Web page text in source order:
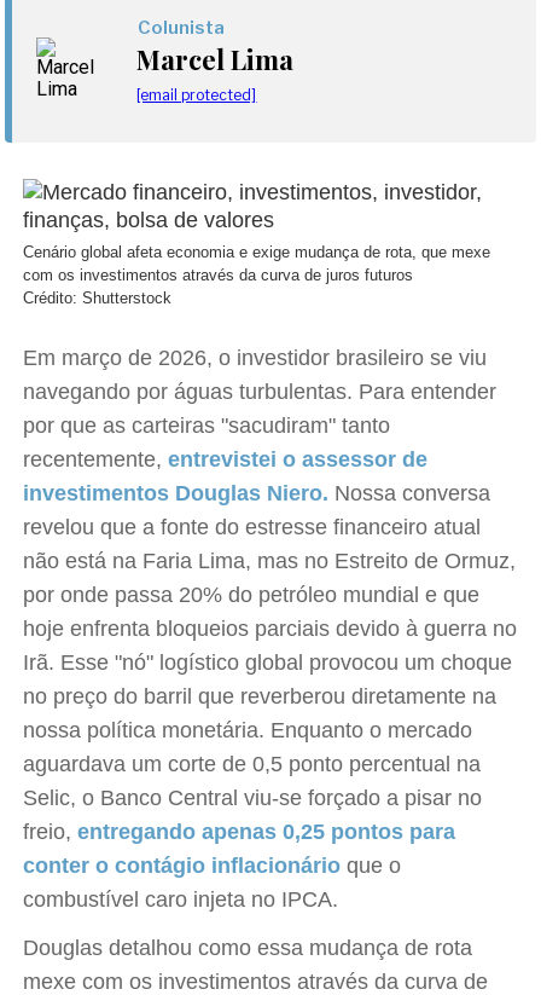
Colunista
Marcel Lima
[email protected]
Cenário global afeta economia e exige mudança de rota, que mexe
com os investimentos através da curva de juros futuros
Crédito: Shutterstock
Em março de 2026, o investidor brasileiro se viu
navegando por águas turbulentas. Para entender
por que as carteiras "sacudiram" tanto
recentemente,entrevistei o assessor de
investimentos Douglas Niero. Nossa conversa
revelou que a fonte do estresse financeiro atual
não está na Faria Lima, mas no Estreito de Ormuz,
por onde passa 20% do petróleo mundial e que
hoje enfrenta bloqueios parciais devido à guerra no
Irã. Esse "nó" logístico global provocou um choque
no preço do barril que reverberou diretamente na
nossa política monetária. Enquanto o mercado
aguardava um corte de 0,5 ponto percentual na
Selic, o Banco Central viu-se forçado a pisar no
freio,entregando apenas 0,25 pontos para
conter o contágio inflacionárioque o
combustível caro injeta no IPCA.
Douglas detalhou como essa mudança de rota
mexe com os investimentos através da curva de